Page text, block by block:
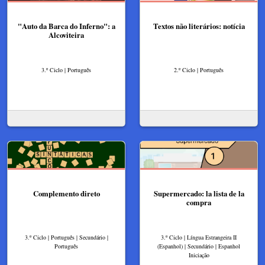
"Auto da Barca do Inferno": a
Alcoviteira
3.º Ciclo | Português
Textos não literários: notícia
2.º Ciclo | Português
Complemento direto
3.º Ciclo | Português | Secundário |
Português
Supermercado: la lista de la
compra
3.º Ciclo | Língua Estrangeira II
(Espanhol) | Secundário | Espanhol
Iniciação